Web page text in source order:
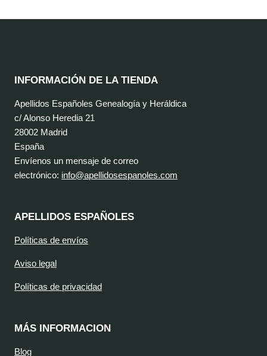
INFORMACIÓN DE LA TIENDA
Apellidos Españoles Genealogía y Heráldica
c/ Alonso Heredia 21
28002 Madrid
España
Envíenos un mensaje de correo
electrónico: info@apellidosespanoles.com
APELLIDOS ESPAÑOLES
Políticas de envíos
Aviso legal
Políticas de privacidad
MÁS INFORMACION
Blog